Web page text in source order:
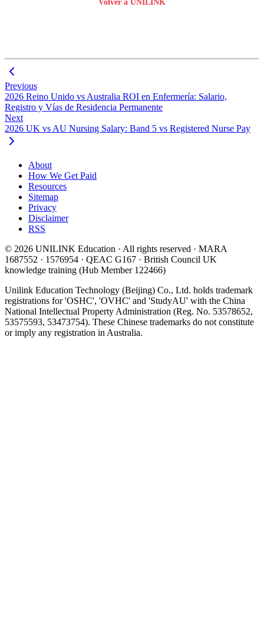
Volver a UNILINK
Previous
2026 Reino Unido vs Australia ROI en Enfermería: Salario,
Registro y Vías de Residencia Permanente
Next
2026 UK vs AU Nursing Salary: Band 5 vs Registered Nurse Pay
About
How We Get Paid
Resources
Sitemap
Privacy
Disclaimer
RSS
© 2026 UNILINK Education · All rights reserved · MARA
1687552 · 1576954 · QEAC G167 · British Council UK
knowledge training (Hub Member 122466)
Unilink Education Technology (Beijing) Co., Ltd. holds trademark
registrations for 'OSHC', 'OVHC' and 'StudyAU' with the China
National Intellectual Property Administration (Reg. No. 53578652,
53575593, 53473754). These Chinese trademarks do not constitute
or imply any registration in Australia.